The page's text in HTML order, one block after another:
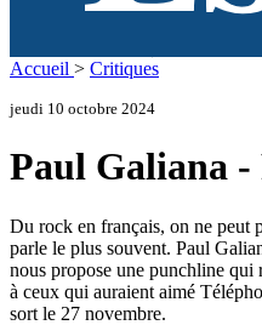
Accueil > Critiques
jeudi 10 octobre 2024
Paul Galiana
Du rock en français, on ne peut
parle le plus souvent. Paul
nous propose une punchline qui
à ceux qui auraient aimé
sort le 27 novembre.